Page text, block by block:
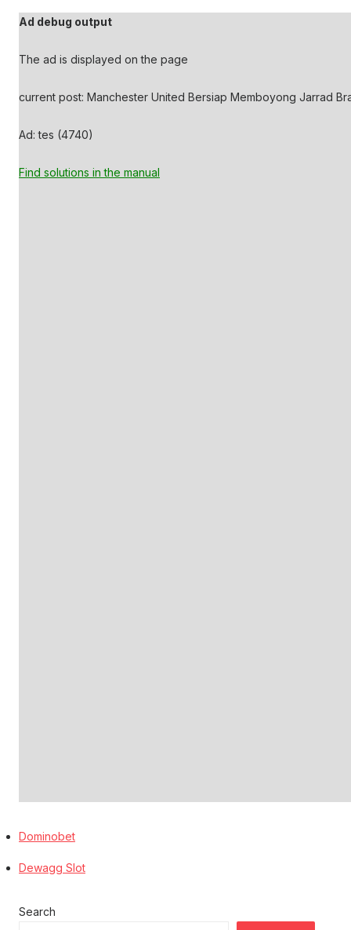
Ad debug output
The ad is displayed on the page
current post: Manchester United Bersiap Memboyong Jarrad
Ad: tes (4740)
Find solutions in the manual
Dominobet
Dewagg Slot
Search